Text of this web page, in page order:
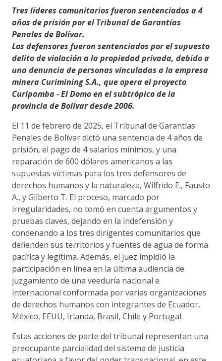
Tres líderes comunitarios fueron sentenciados a 4
años de prisión por el Tribunal de Garantías
Penales de Bolívar.
Los defensores fueron sentenciados por el supuesto
delito de violación a la propiedad privada, debido a
una denuncia de personas vinculadas a la empresa
minera Curimining S.A., que opera el proyecto
Curipamba - El Domo en el subtrópico de la
provincia de Bolívar desde 2006.
El 11 de febrero de 2025, el Tribunal de Garantías
Penales de Bolívar dictó una sentencia de 4 años de
prisión, el pago de 4 salarios mínimos, y una
reparación de 600 dólares americanos a las
supuestas víctimas para los tres defensores de
derechos humanos y la naturaleza, Wilfrido E., Fausto
A., y Gilberto T. El proceso, marcado por
irregularidades, no tomó en cuenta argumentos y
pruebas claves, dejando en la indefensión y
condenando a los tres dirigentes comunitarios que
defienden sus territorios y fuentes de agua de forma
pacífica y legítima. Además, el juez impidió la
participación en línea en la última audiencia de
juzgamiento de una veeduría nacional e
internacional conformada por varias organizaciones
de derechos humanos con integrantes de Ecuador,
México, EEUU, Irlanda, Brasil, Chile y Portugal.
Estas acciones de parte del tribunal representan una
preocupante parcialidad del sistema de justicia